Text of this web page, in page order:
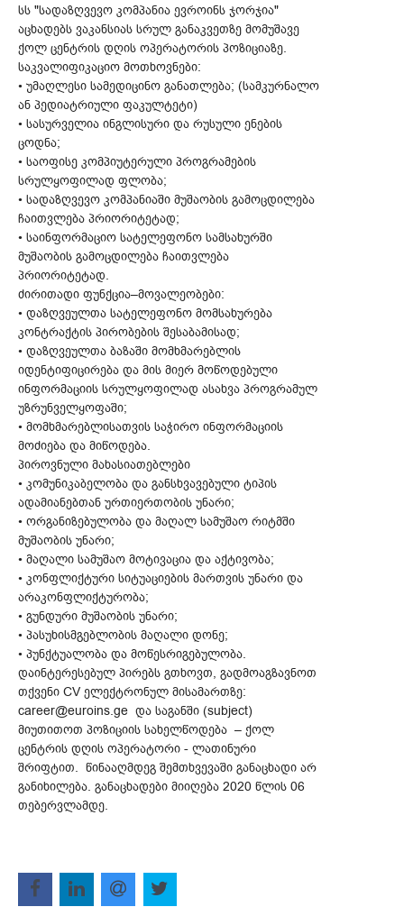
სს "სადაზღვევო კომპანია ევროინს ჯორჯია"
აცხადებს ვაკანსიას სრულ განაკვეთზე მომუშავე
ქოლ ცენტრის დღის ოპერატორის პოზიციაზე.
საკვალიფიკაციო მოთხოვნები:
• უმაღლესი სამედიცინო განათლება; (სამკურნალო
ან პედიატრიული ფაკულტეტი)
• სასურველია ინგლისური და რუსული ენების
ცოდნა;
• საოფისე კომპიუტერული პროგრამების
სრულყოფილად ფლობა;
• სადაზღვევო კომპანიაში მუშაობის გამოცდილება
ჩაითვლება პრიორიტეტად;
• საინფორმაციო სატელეფონო სამსახურში
მუშაობის გამოცდილება ჩაითვლება
პრიორიტეტად.
ძირითადი ფუნქცია–მოვალეობები:
• დაზღვეულთა სატელეფონო მომსახურება
კონტრაქტის პირობების შესაბამისად;
• დაზღვეულთა ბაზაში მომხმარებლის
იდენტიფიცირება და მის მიერ მოწოდებული
ინფორმაციის სრულყოფილად ასახვა პროგრამულ
უზრუნველყოფაში;
• მომხმარებლისათვის საჭირო ინფორმაციის
მოძიება და მიწოდება.
პიროვნული მახასიათებლები
• კომუნიკაბელობა და განსხვავებული ტიპის
ადამიანებთან ურთიერთობის უნარი;
• ორგანიზებულობა და მაღალ სამუშაო რიტმში
მუშაობის უნარი;
• მაღალი სამუშაო მოტივაცია და აქტივობა;
• კონფლიქტური სიტუაციების მართვის უნარი და
არაკონფლიქტურობა;
• გუნდური მუშაობის უნარი;
• პასუხისმგებლობის მაღალი დონე;
• პუნქტუალობა და მოწესრიგებულობა.
დაინტერესებულ პირებს გთხოვთ, გადმოაგზავნოთ
თქვენი CV ელექტრონულ მისამართზე:
career@euroins.ge და საგანში (subject)
მიუთითოთ პოზიციის სახელწოდება – ქოლ
ცენტრის დღის ოპერატორი - ლათინური
შრიფტით. წინააღმდეგ შემთხვევაში განაცხადი არ
განიხილება. განაცხადები მიიღება 2020 წლის 06
თებერვლამდე.